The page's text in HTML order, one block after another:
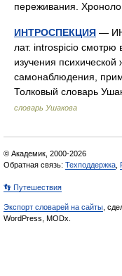
переживания.
ИНТРОСПЕКЦИЯ —
лат. introspicio смотрю
изучения
самонаблюдения,
Толковый словарь
словарь Ушакова
© Академик, 2000-2026
Обратная связь: Техподдержка
👣 Путешествия
Экспорт словарей на сайты ,
WordPress, MODx.